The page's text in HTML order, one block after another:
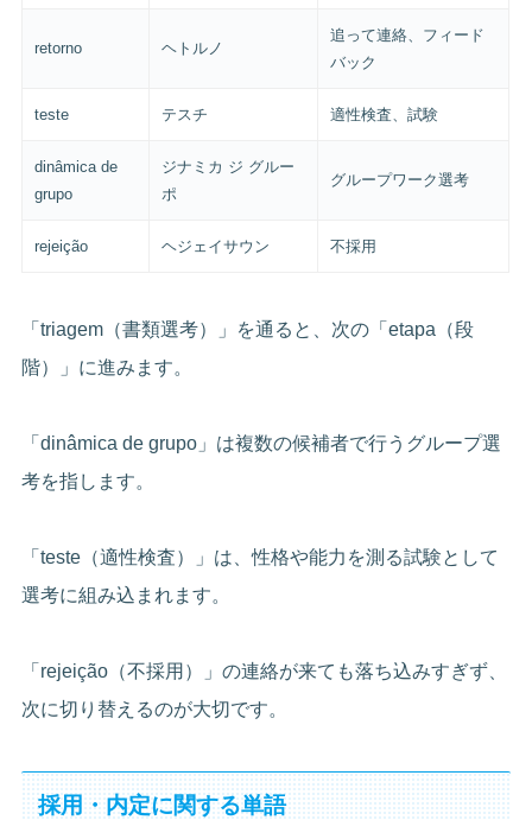
retorno ヘトルノ
追って連絡、フィード
バック
teste テスチ 適性検査、試験
dinâmica de
grupo
ジナミカ ジ グルー
ポ
グループワーク選考
rejeição ヘジェイサウン 不採用
「triagem（書類選考）」を通ると、次の「etapa（段
階）」に進みます。
「dinâmica de grupo」は複数の候補者で行うグループ選
考を指します。
「teste（適性検査）」は、性格や能力を測る試験として
選考に組み込まれます。
「rejeição（不採用）」の連絡が来ても落ち込みすぎず、
次に切り替えるのが大切です。
採用・内定に関する単語